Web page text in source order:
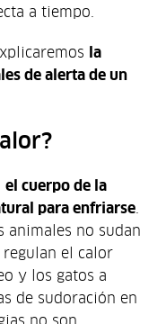
a tiempo.
la
de alerta de un
el cuerpo de la
para enfriarse.
animales no sudan
regulan el calor
y los gatos a
de sudoración en